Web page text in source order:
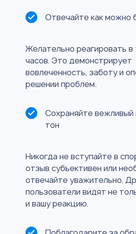
Отвечайте как можно
Желательно реагировать в
часов. Это демонстрирует
вовлеченность, заботу и
решении проблем.
Сохраняйте вежливый
тон
Никогда не вступайте в
отзыв субъективен или
отвечайте уважительно.
пользователи видят не
и вашу реакцию.